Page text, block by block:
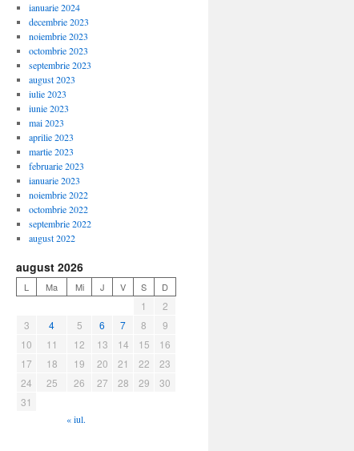
ianuarie 2024
decembrie 2023
noiembrie 2023
octombrie 2023
septembrie 2023
august 2023
iulie 2023
iunie 2023
mai 2023
aprilie 2023
martie 2023
februarie 2023
ianuarie 2023
noiembrie 2022
octombrie 2022
septembrie 2022
august 2022
august 2026
L Ma Mi J V S D
1
2
3
4 5 6 7 8
9
10
11 12 13 14 15
16
17
18 19 20 21 22
23
24
25 26 27 28 29
30
31
« iul.